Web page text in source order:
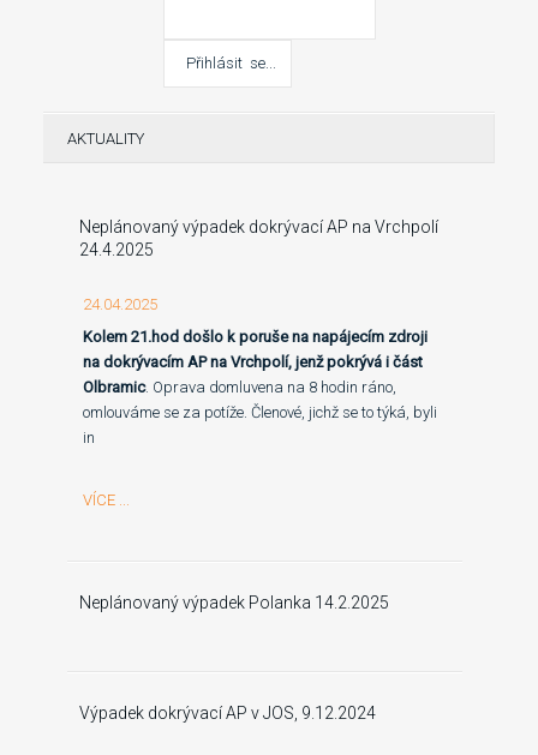
AKTUALITY
Neplánovaný výpadek dokrývací AP na Vrchpolí
24.4.2025
24.04.2025
Kolem 21.hod došlo k poruše na napájecím zdroji
na dokrývacím AP na Vrchpolí, jenž pokrývá i část
Olbramic. Oprava domluvena na 8 hodin ráno,
omlouváme se za potíže. Členové, jichž se to týká, byli
in
VÍCE ...
Neplánovaný výpadek Polanka 14.2.2025
Výpadek dokrývací AP v JOS, 9.12.2024